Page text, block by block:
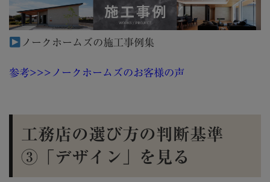
ノークホームズの施工事例集
参考>>>ノークホームズのお客様の声
工務店の選び方の判断基準
③「デザイン」を見る